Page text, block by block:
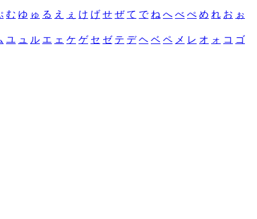
む ゆ ゅ る え ぇ け げ せ ぜ て で ね へ べ ぺ め れ お ぉ
ユ ュ ル エ ェ ケ ゲ セ ゼ テ デ ヘ ベ ペ メ レ オ ォ コ ゴ